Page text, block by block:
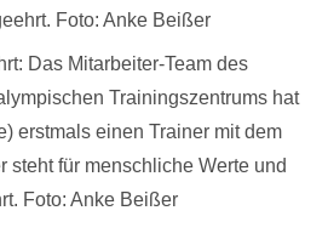
Das Mitarbeiter-Team des
Trainingszentrums hat
erstmals einen Trainer mit dem
steht für menschliche Werte und
Foto: Anke Beißer